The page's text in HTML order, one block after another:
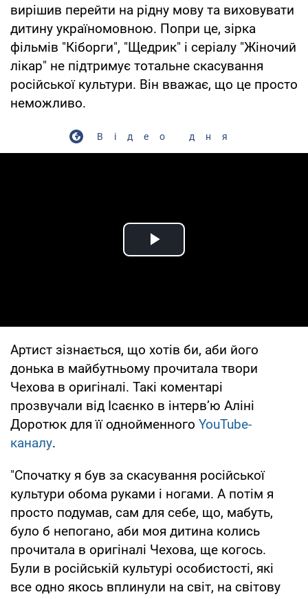
вирішив перейти на рідну мову та виховувати
дитину україномовною. Попри це, зірка
фільмів "Кіборги", "Щедрик" і серіалу "Жіночий
лікар" не підтримує тотальне скасування
російської культури. Він вважає, що це просто
неможливо.
Відео дня
Play Video
Артист зізнається, що хотів би, аби його
донька в майбутньому прочитала твори
Чехова в оригіналі. Такі коментарі
прозвучали від Ісаєнко в інтервʼю Аліні
Доротюк для її однойменного YouTube-
каналу.
"Спочатку я був за скасування російської
культури обома руками і ногами. А потім я
просто подумав, сам для себе, що, мабуть,
було б непогано, аби моя дитина колись
прочитала в оригіналі Чехова, ще когось.
Були в російській культурі особистості, які
все одно якось вплинули на світ, на світову